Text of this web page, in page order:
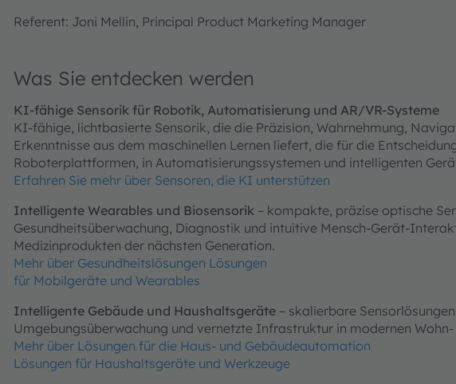
Referent: Joni Mellin, Principal Product Marketing Manager
Was Sie entdecken werden
KI-fähige Sensorik für Robotik, Automatisierung und AR/VR-Systeme​
KI-fähige, lichtbasierte Sensorik, die die Präzision, Wahrnehmung,
Erkenntnisse aus dem maschinellen Lernen liefert, die für die
Roboterplattformen, in Automatisierungssystemen und intelligenten
Erfahren Sie mehr über Sensoren, die KI unterstützen
Intelligente Wearables und Biosensorik – kompakte, präzise optische
Gesundheitsüberwachung, Diagnostik und intuitive Mensch-Gerät-
Medizinprodukten der nächsten Generation.
Mehr über Gesundheitslösungen Lösungen
für Mobilgeräte und Wearables
Intelligente Gebäude und Haushaltsgeräte – skalierbare
Umgebungsüberwachung und vernetzte Infrastruktur in modernen
Mehr über Lösungen für die Haus- und Gebäudeautomation
Lösungen für Haushaltsgeräte und Werkzeuge